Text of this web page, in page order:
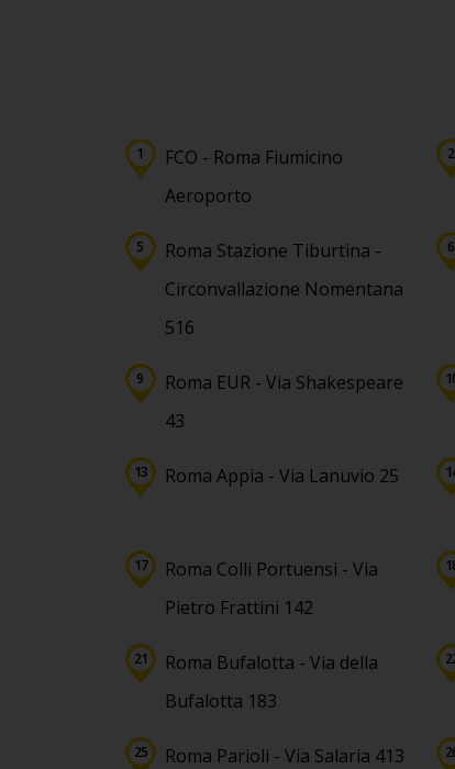
FCO - Roma Fiumicino
Aeroporto
Roma Stazione Tiburtina -
Circonvallazione Nomentana
516
Roma EUR - Via Shakespeare
43
Roma Appia - Via Lanuvio 25
Roma Colli Portuensi - Via
Pietro Frattini 142
Roma Bufalotta - Via della
Bufalotta 183
Roma Parioli - Via Salaria 413